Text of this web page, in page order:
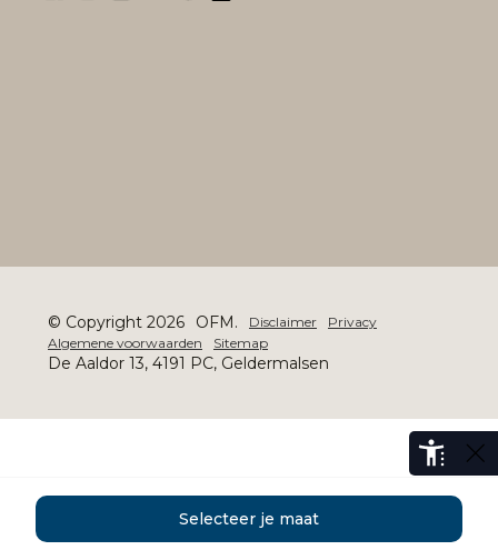
Selecteer je maat
© Copyright 2026 OFM. Disclaimer
Privacy
Algemene voorwaarden
Sitemap
De Aaldor 13, 4191 PC, Geldermalsen